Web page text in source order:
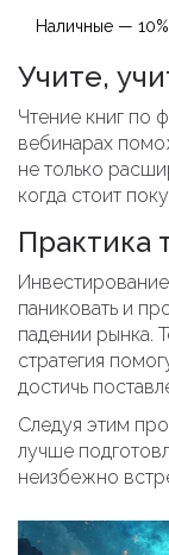
Наличные — 10%
Учите,
Чтение книг по
вебинарах
не только
когда стоит
Практика
паниковать и
падении рынка.
стратегия
достичь
Следуя этим
лучше
неизбежно